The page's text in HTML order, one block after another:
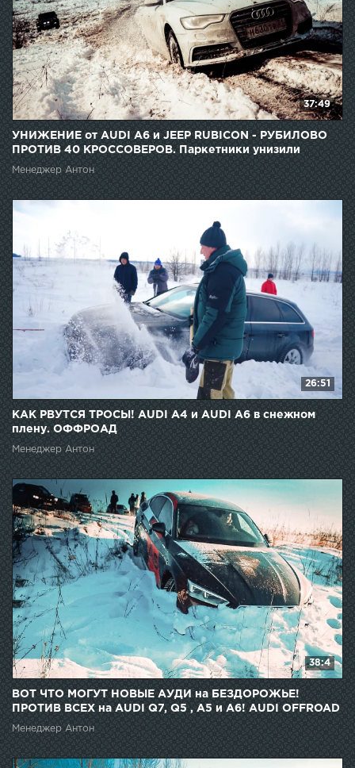
37:49
УНИЖЕНИЕ от AUDI A6 и JEEP RUBICON - РУБИЛОВО
ПРОТИВ 40 КРОССОВЕРОВ. Паркетники унизили
внедорожники
Менеджер Антон
26:51
КАК РВУТСЯ ТРОСЫ! AUDI A4 и AUDI A6 в снежном
плену. ОФФРОАД
Менеджер Антон
38:4
ВОТ ЧТО МОГУТ НОВЫЕ АУДИ на БЕЗДОРОЖЬЕ!
ПРОТИВ ВСЕХ на AUDI Q7, Q5 , A5 и A6! AUDI OFFROAD
и ДРИФТ
Менеджер Антон